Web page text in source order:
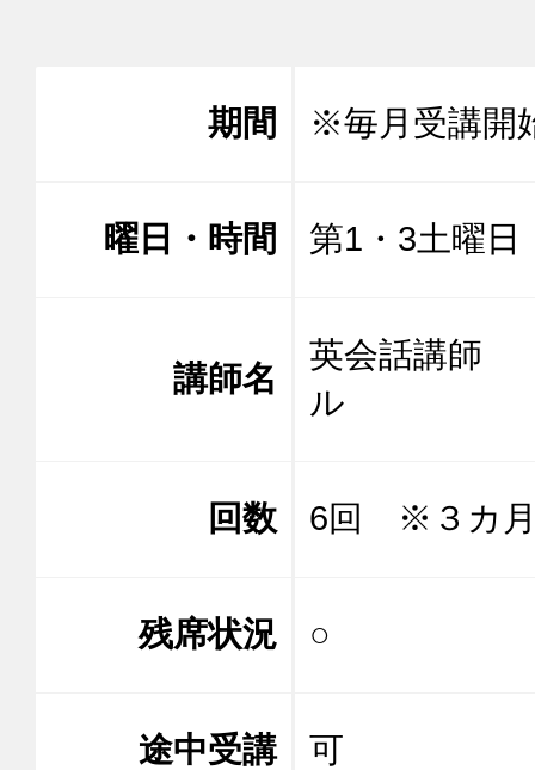
期間 ※毎月受講開
曜日・時間 第1・3土曜
講師名
英会話講師
ル
回数 6回 ※３カ
残席状況 ○
途中受講 可